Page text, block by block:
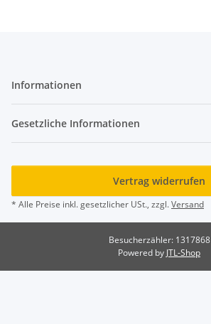
Informationen
Gesetzliche Informationen
Vertrag widerrufen
* Alle Preise inkl. gesetzlicher USt., zzgl.Versand
Besucherzähler: 1317868
Powered by JTL-Shop